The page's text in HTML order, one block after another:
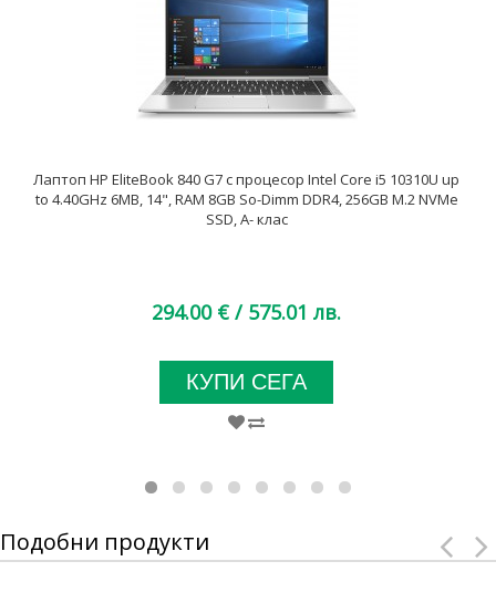
Лаптоп HP EliteBook 840 G7 с процесор Intel Core i5 10310U up
to 4.40GHz 6MB, 14", RAM 8GB So-Dimm DDR4, 256GB M.2 NVMe
SSD, A- клас
294.00 € / 575.01 лв.
КУПИ СЕГА
Подобни продукти